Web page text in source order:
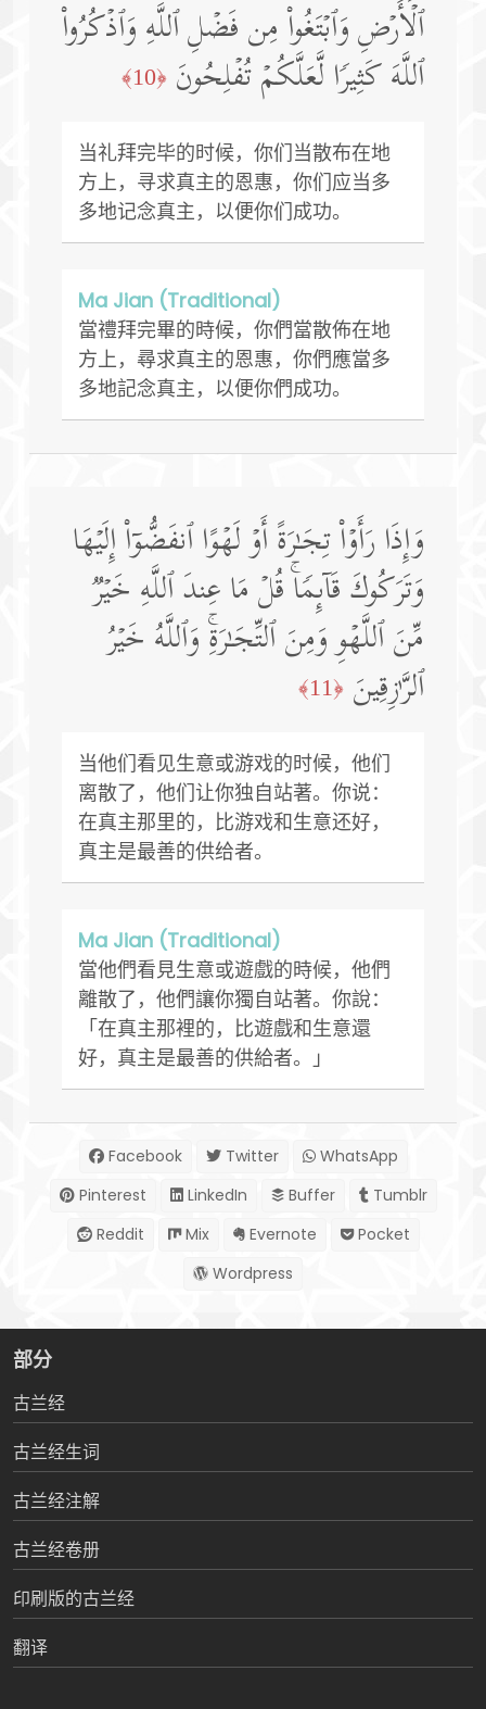
ٱلۡأَرۡضِ وَٱبۡتَغُوا۟ مِن فَضۡلِ ٱللَّهِ وَٱذۡكُرُوا۟
ٱللَّهَ كَثِیرࣰا لَّعَلَّكُمۡ تُفۡلِحُونَ ﴿10﴾
当礼拜完毕的时候，你们当散布在地
方上，寻求真主的恩惠，你们应当多
多地记念真主，以便你们成功。
Ma Jian (Traditional)
當禮拜完畢的時候，你們當散佈在地
方上，尋求真主的恩惠，你們應當多
多地記念真主，以便你們成功。
وَإِذَا رَأَوۡا۟ تِجَـٰرَةً أَوۡ لَهۡوًا ٱنفَضُّوۤا۟ إِلَیۡهَا
وَتَرَكُوكَ قَاۤىِٕمࣰاۚ قُلۡ مَا عِندَ ٱللَّهِ خَیۡرࣱ
مِّنَ ٱللَّهۡوِ وَمِنَ ٱلتِّجَـٰرَةِۚ وَٱللَّهُ خَیۡرُ
ٱلرَّ ٰ⁠زِقِینَ ﴿11﴾
当他们看见生意或游戏的时候，他们
离散了，他们让你独自站著。你说：
在真主那里的，比游戏和生意还好，
真主是最善的供给者。
Ma Jian (Traditional)
當他們看見生意或遊戲的時候，他們
離散了，他們讓你獨自站著。你說：
「在真主那裡的，比遊戲和生意還
好，真主是最善的供給者。」
Facebook Twitter
WhatsApp
Pinterest
LinkedIn Buffer
Tumblr
Reddit
Mix Evernote
Pocket
Wordpress
部分
古兰经
古兰经生词
古兰经注解
古兰经卷册
印刷版的古兰经
翻译